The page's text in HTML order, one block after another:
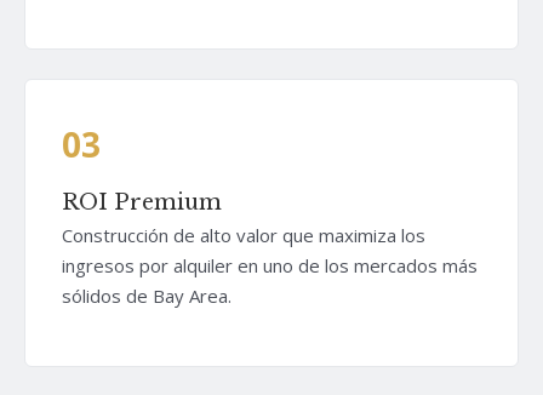
03
ROI Premium
Construcción de alto valor que maximiza los
ingresos por alquiler en uno de los mercados más
sólidos de Bay Area.